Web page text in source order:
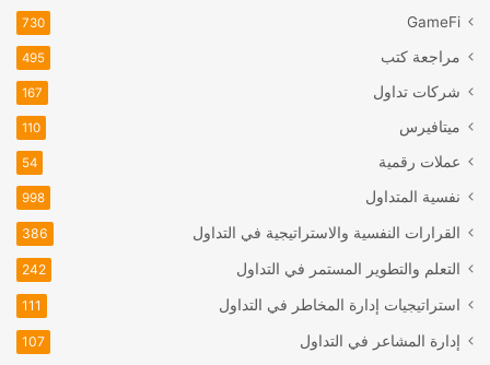
GameFi
730
مراجعة كتب 495
شركات تداول 167
ميتافيرس 110
عملات رقمية 54
نفسية المتداول 998
القرارات النفسية والاستراتيجية في التداول 386
التعلم والتطوير المستمر في التداول 242
استراتيجيات إدارة المخاطر في التداول 111
إدارة المشاعر في التداول 107